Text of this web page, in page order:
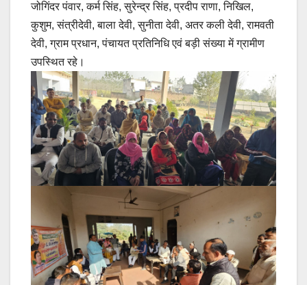
जोगिंदर पंवार, कर्म सिंह, सुरेन्द्र सिंह, प्रदीप राणा, निखिल,
कुशुम, संत्रीदेवी, बाला देवी, सुनीता देवी, अतर कली देवी, रामवती
देवी, ग्राम प्रधान, पंचायत प्रतिनिधि एवं बड़ी संख्या में ग्रामीण
उपस्थित रहे।
Post
navigation